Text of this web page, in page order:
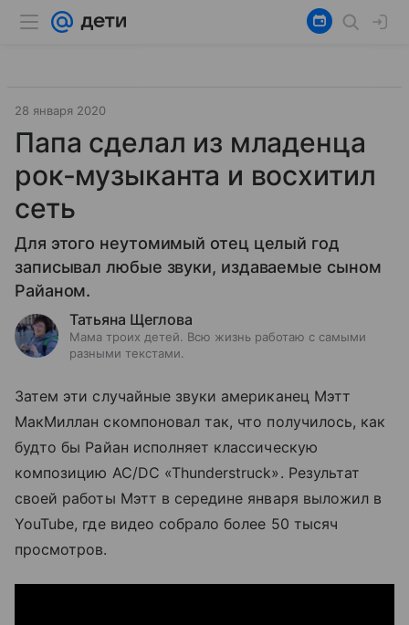
28 января 2020
Папа сделал из младенца
рок-музыканта и восхитил
сеть
Для этого неутомимый отец целый год
записывал любые звуки, издаваемые сыном
Райаном.
Татьяна Щеглова
Мама троих детей. Всю жизнь работаю с самыми
разными текстами.
Затем эти случайные звуки американец Мэтт
МакМиллан скомпоновал так, что получилось, как
будто бы Райан исполняет классическую
композицию AC/DC «Thunderstruck». Результат
своей работы Мэтт в середине января выложил в
YouTube, где видео собрало более 50 тысяч
просмотров.